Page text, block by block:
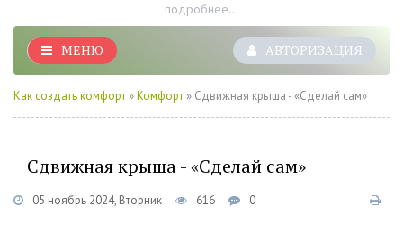
подробнее...
АВТОРИЗАЦИЯ
МЕНЮ
Как создать комфорт »Комфорт » Сдвижная крыша - «Сделай сам»
Сдвижная крыша - «Сделай сам»
05 ноябрь 2024, Вторник 616 0